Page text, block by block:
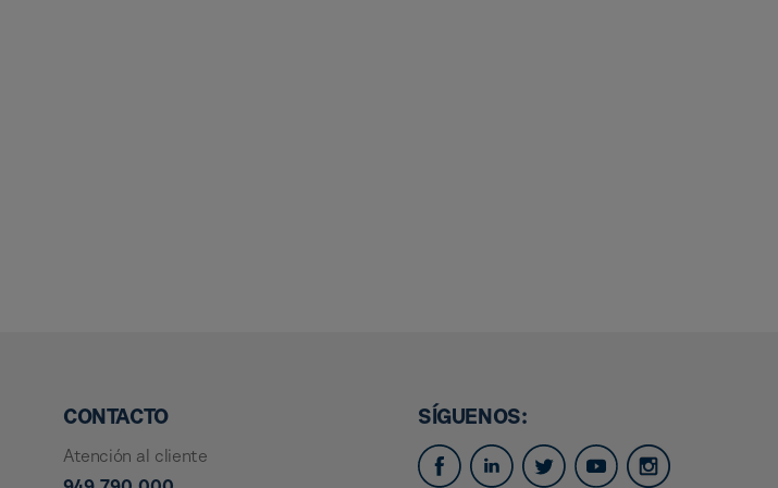
CONTACTO
Atención al cliente
SÍGUENOS: